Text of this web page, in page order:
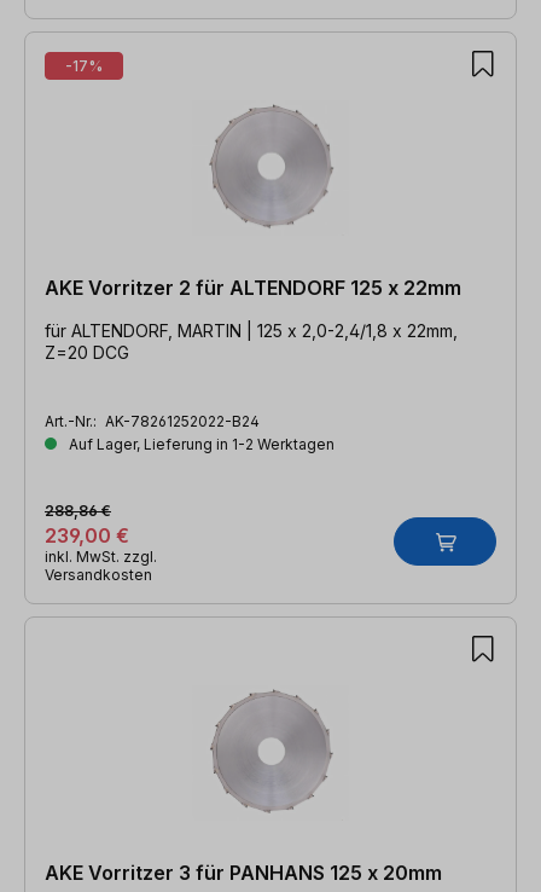
-17%
AKE Vorritzer 2 für ALTENDORF 125 x 22mm
für ALTENDORF, MARTIN | 125 x 2,0-2,4/1,8 x 22mm,
Z=20 DCG
Art.-Nr.: AK-78261252022-B24
Auf Lager, Lieferung in 1-2 Werktagen
239,00 €
288,86 €
inkl. MwSt. zzgl.
Versandkosten
AKE Vorritzer 3 für PANHANS 125 x 20mm